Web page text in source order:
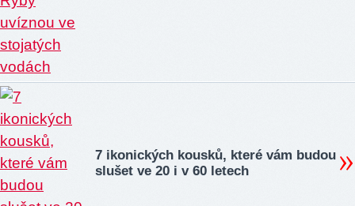
7 ikonických kousků, které vám budou
slušet ve 20 i v 60 letech